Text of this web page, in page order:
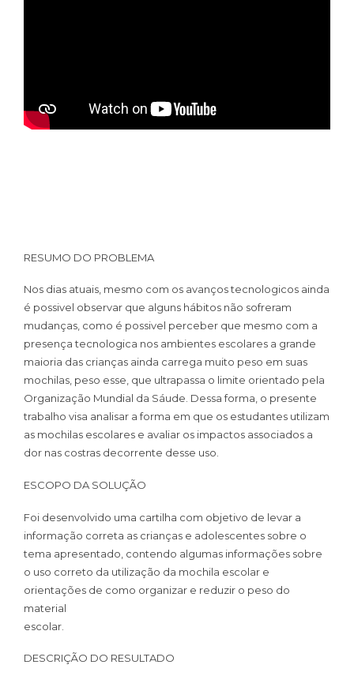
RESUMO DO PROBLEMA
Nos dias atuais, mesmo com os avanços tecnologicos ainda
é possivel observar que alguns hábitos não sofreram
mudanças, como é possivel perceber que mesmo com a
presença tecnologica nos ambientes escolares a grande
maioria das crianças ainda carrega muito peso em suas
mochilas, peso esse, que ultrapassa o limite orientado pela
Organização Mundial da Sáude. Dessa forma, o presente
trabalho visa analisar a forma em que os estudantes utilizam
as mochilas escolares e avaliar os impactos associados a
dor nas costras decorrente desse uso.
ESCOPO DA SOLUÇÃO
Foi desenvolvido uma cartilha com objetivo de levar a
informação correta as crianças e adolescentes sobre o
tema apresentado, contendo algumas informações sobre
o uso correto da utilização da mochila escolar e
orientações de como organizar e reduzir o peso do
material
escolar.
DESCRIÇÃO DO RESULTADO